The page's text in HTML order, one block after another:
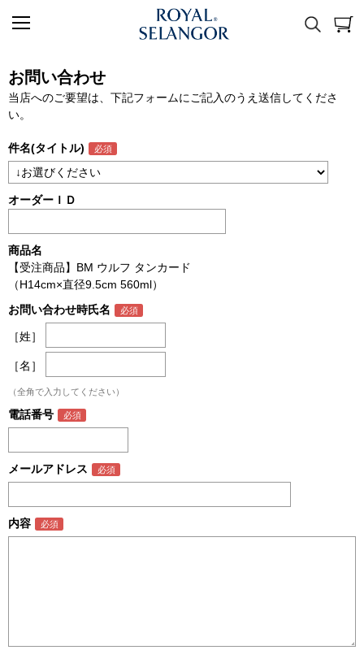
お問い合わせ
当店へのご要望は、下記フォームにご記入のうえ送信してくださ
い。
件名(タイトル)
オーダーＩＤ
商品名
【受注商品】BM ウルフ タンカード
（H14cm×直径9.5cm 560ml）
お問い合わせ時氏名
［姓］
［名］
（全角で入力してください）
電話番号
メールアドレス
内容